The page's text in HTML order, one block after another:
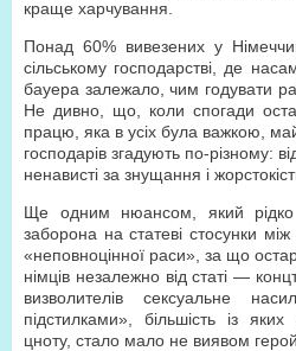
краще харчування.
Понад 60% вивезених у
сільському господарстві, де
бауера залежало, чим годувати
Не дивно, що, коли спогади
працю, яка в усіх була важкою,
господарів згадують по-різному:
ненависті за знущання і
Ще одним нюансом, який рідко
заборона на статеві стосунки
«неповноцінної раси», за що
німців незалежно від статі —
визволителів сексуальне
підстилками», більшість із
цноту, стало мало не виявом